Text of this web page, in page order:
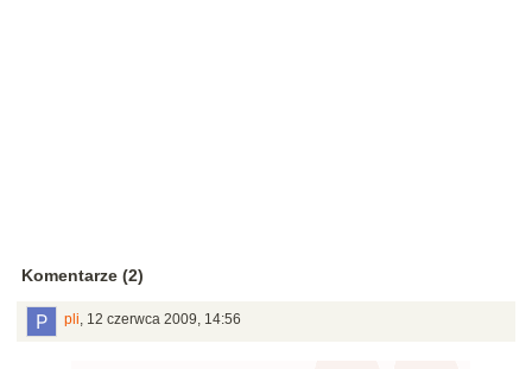
Komentarze (2)
pli 12 czerwca 2009, 14:56